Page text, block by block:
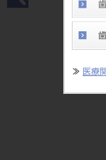
≫ 医療